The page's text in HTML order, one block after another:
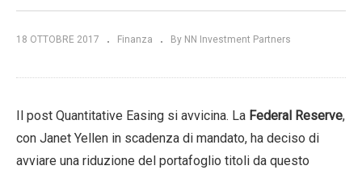
18 OTTOBRE 2017 Finanza By NN Investment Partners
Il post Quantitative Easing si avvicina. La Federal Reserve,
con Janet Yellen in scadenza di mandato, ha deciso di
avviare una riduzione del portafoglio titoli da questo